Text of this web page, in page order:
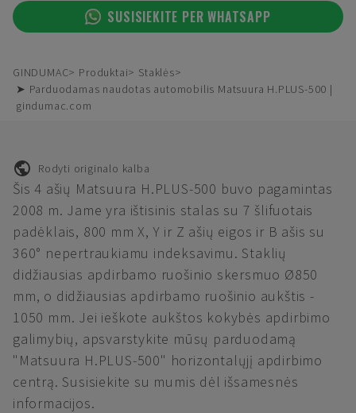
SUSISIEKITE PER WHATSAPP
GINDUMAC Produktai
Staklės
➤ Parduodamas naudotas automobilis Matsuura H.PLUS-500 |
gindumac.com
Rodyti originalo kalba
Šis 4 ašių Matsuura H.PLUS-500 buvo pagamintas
2008 m. Jame yra ištisinis stalas su 7 šlifuotais
padėklais, 800 mm X, Y ir Z ašių eigos ir B ašis su
360° nepertraukiamu indeksavimu. Staklių
didžiausias apdirbamo ruošinio skersmuo Ø850
mm, o didžiausias apdirbamo ruošinio aukštis -
1050 mm. Jei ieškote aukštos kokybės apdirbimo
galimybių, apsvarstykite mūsų parduodamą
"Matsuura H.PLUS-500" horizontalųjį apdirbimo
centrą. Susisiekite su mumis dėl išsamesnės
informacijos.